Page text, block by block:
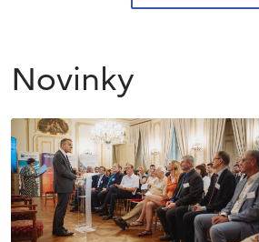
Novinky